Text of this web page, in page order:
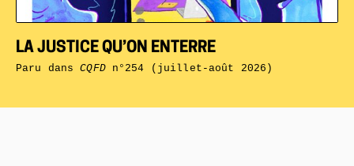
LA JUSTICE QU’ON ENTERRE
Paru dansCQFDn°254 (juillet-août 2026)